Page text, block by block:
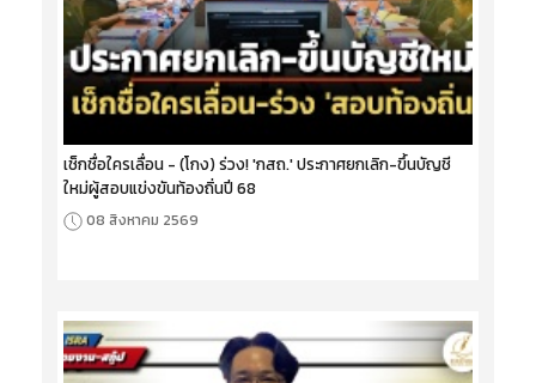
เช็กชื่อใครเลื่อน - (โกง) ร่วง! 'กสถ.' ประกาศยกเลิก-ขึ้นบัญชี
ใหม่ผู้สอบแข่งขันท้องถิ่นปี 68
08 สิงหาคม 2569